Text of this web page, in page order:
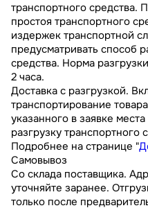
транспортного средства.
простоя транспортного
издержек транспортной
предусматривать способ
средства. Норма
2 часа.
Доставка с разгрузкой.
транспортирование
указанного в заявке
разгрузку транспортного
Подробнее на странице "
Самовывоз
Со склада поставщика.
уточняйте заранее.
только после